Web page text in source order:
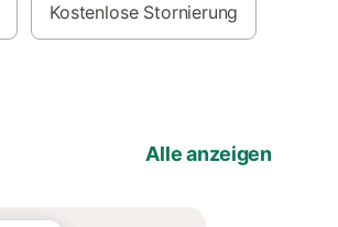
Kostenlose Stornierung
Alle anzeigen